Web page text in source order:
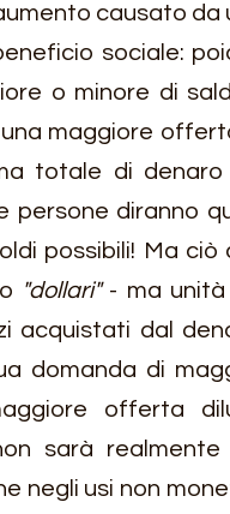
causato da
sociale:
o minore di
maggiore
totale di denaro
persone diranno
possibili! Ma ciò
"dollari" - ma unità
acquistati dal
domanda di
offerta
sarà realmente
negli usi non